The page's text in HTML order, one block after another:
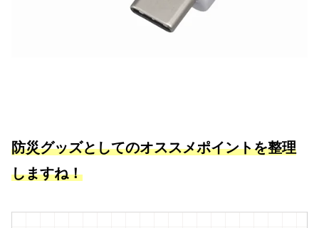
防災グッズとしてのオススメポイントを整理
しますね！